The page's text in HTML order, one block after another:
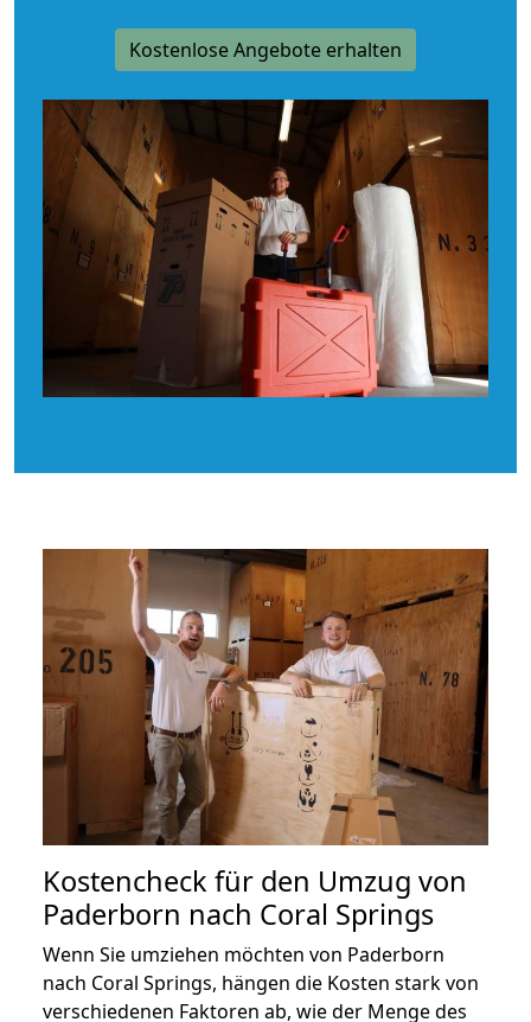
Kostenlose Angebote erhalten
Kostencheck für den Umzug von
Paderborn nach Coral Springs
Wenn Sie umziehen möchten von Paderborn
nach Coral Springs, hängen die Kosten stark von
verschiedenen Faktoren ab, wie der Menge des